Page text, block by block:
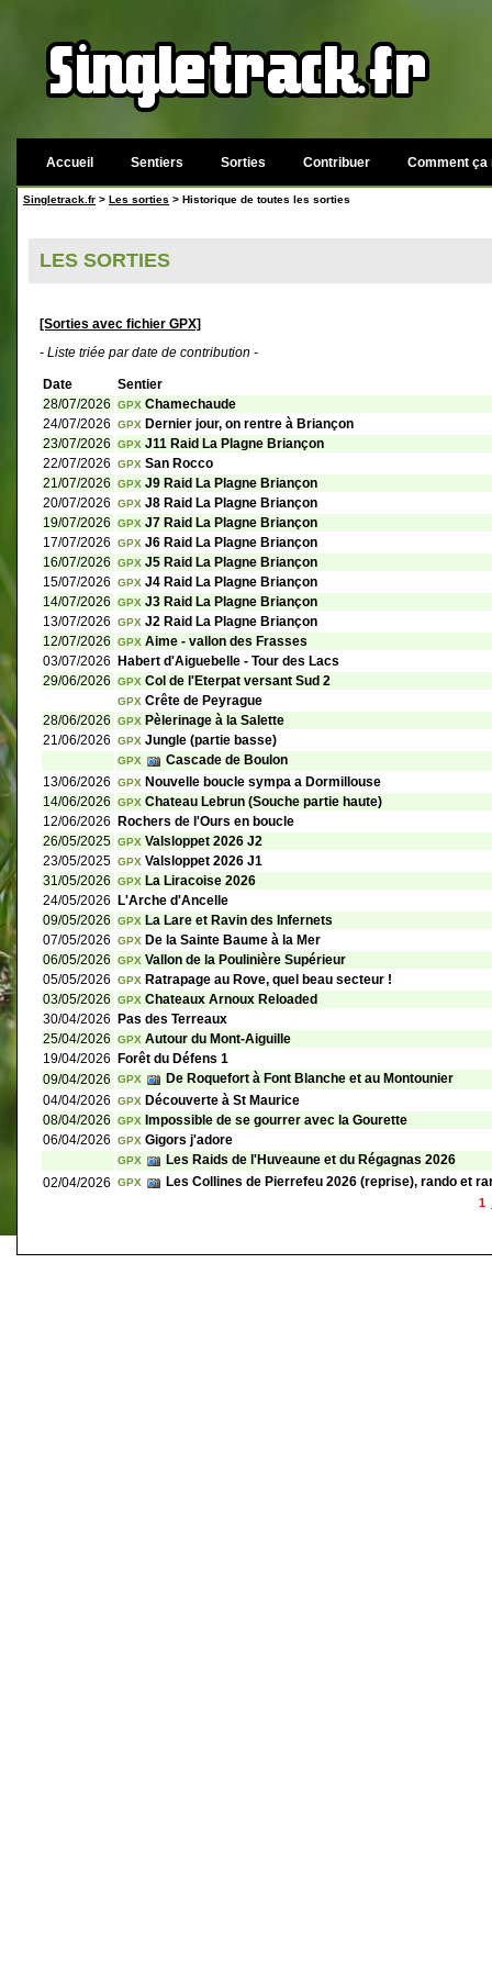
Accueil Sentiers Sorties Contribuer Comment ça
Singletrack.fr > Les sorties > Historique de toutes les sorties
LES SORTIES
[Sorties avec fichier GPX]
- Liste triée par date de contribution -
Date
Sentier
28/07/2026
GPX Chamechaude
24/07/2026
GPX Dernier jour, on rentre à Briançon
23/07/2026
GPX J11 Raid La Plagne Briançon
22/07/2026
GPX San Rocco
21/07/2026
GPX J9 Raid La Plagne Briançon
20/07/2026
GPX J8 Raid La Plagne Briançon
19/07/2026
GPX J7 Raid La Plagne Briançon
17/07/2026
GPX J6 Raid La Plagne Briançon
16/07/2026
GPX J5 Raid La Plagne Briançon
15/07/2026
GPX J4 Raid La Plagne Briançon
14/07/2026
GPX J3 Raid La Plagne Briançon
13/07/2026
GPX J2 Raid La Plagne Briançon
12/07/2026
GPX Aime - vallon des Frasses
03/07/2026
Habert d'Aiguebelle - Tour des Lacs
29/06/2026
GPX Col de l'Eterpat versant Sud 2
GPX Crête de Peyrague
28/06/2026
GPX Pèlerinage à la Salette
21/06/2026
GPX Jungle (partie basse)
GPX
Cascade de Boulon
13/06/2026
GPX Nouvelle boucle sympa a Dormillouse
14/06/2026
GPX Chateau Lebrun (Souche partie haute)
12/06/2026
Rochers de l'Ours en boucle
26/05/2025 GPX Valsloppet 2026 J2
23/05/2025 GPX Valsloppet 2026 J1
31/05/2026
GPX La Liracoise 2026
24/05/2026
L'Arche d'Ancelle
09/05/2026
GPX La Lare et Ravin des Infernets
07/05/2026
GPX De la Sainte Baume à la Mer
06/05/2026
GPX Vallon de la Poulinière Supérieur
05/05/2026
GPX Ratrapage au Rove, quel beau secteur !
03/05/2026
GPX Chateaux Arnoux Reloaded
30/04/2026
Pas des Terreaux
25/04/2026
GPX Autour du Mont-Aiguille
19/04/2026
Forêt du Défens 1
09/04/2026
GPX
De Roquefort à Font Blanche et au Montounier
04/04/2026
GPX Découverte à St Maurice
08/04/2026
GPX
Impossible de se gourrer avec la Gourette
06/04/2026
GPX Gigors j'adore
GPX
Les Raids de l'Huveaune et du Régagnas 2026
02/04/2026
GPX Les Collines de Pierrefeu 2026 (reprise), rando et
1